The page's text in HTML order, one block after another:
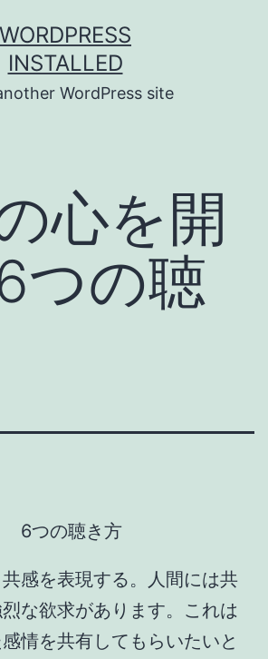
WORDPRESS
INSTALLED
WordPress site
心を開
の聴
6つの聴き方
感を表現する。人間には共
な欲求があります。これは
情を共有してもらいたいと